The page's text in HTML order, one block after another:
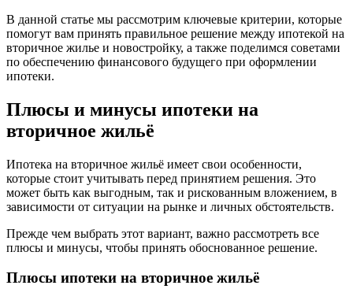
В данной статье мы рассмотрим ключевые критерии, которые
помогут вам принять правильное решение между ипотекой на
вторичное жилье и новостройку, а также поделимся советами
по обеспечению финансового будущего при оформлении
ипотеки.
Плюсы и минусы ипотеки на
вторичное жильё
Ипотека на вторичное жильё имеет свои особенности,
которые стоит учитывать перед принятием решения. Это
может быть как выгодным, так и рискованным вложением, в
зависимости от ситуации на рынке и личных обстоятельств.
Прежде чем выбрать этот вариант, важно рассмотреть все
плюсы и минусы, чтобы принять обоснованное решение.
Плюсы ипотеки на вторичное жильё